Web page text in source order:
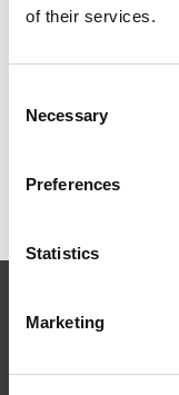
of their services.
Selection
Necessary
Preferences
Statistics
Marketing
ICAM 25
OMTEC
EXTRUDE HONE
在航空航天、汽车、